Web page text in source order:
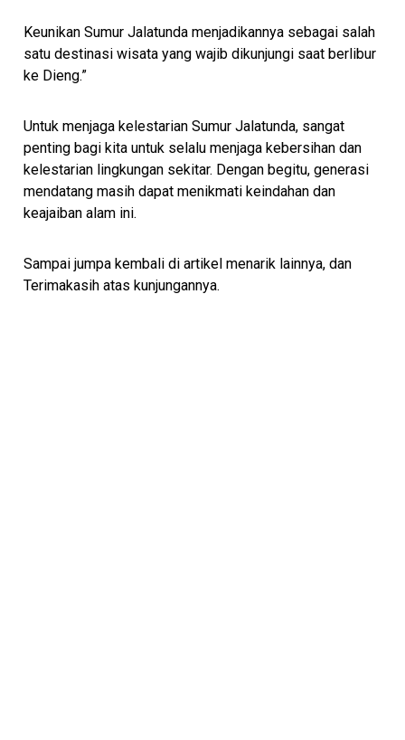
Keunikan Sumur Jalatunda menjadikannya sebagai salah
satu destinasi wisata yang wajib dikunjungi saat berlibur
ke Dieng.”
Untuk menjaga kelestarian Sumur Jalatunda, sangat
penting bagi kita untuk selalu menjaga kebersihan dan
kelestarian lingkungan sekitar. Dengan begitu, generasi
mendatang masih dapat menikmati keindahan dan
keajaiban alam ini.
Sampai jumpa kembali di artikel menarik lainnya, dan
Terimakasih atas kunjungannya.